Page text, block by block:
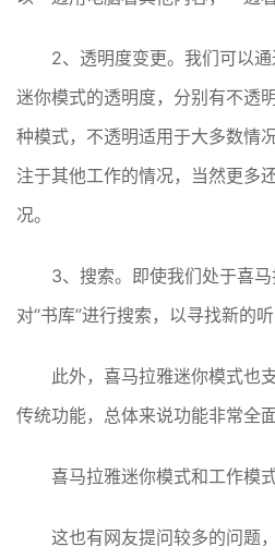
2、透明度变更。我们可以
迷你模式的透明度，分别有不透
种模式，不透明适用于大多数情
注于其他工作的情况，当然更多
况。
3、搜索。即使我们处于喜
对“书库”进行搜索，以寻找新的听
此外，喜马拉雅迷你模式也
传统功能，总体来说功能非常全面
喜马拉雅迷你模式和工作模
这也有网友提问较多的问题